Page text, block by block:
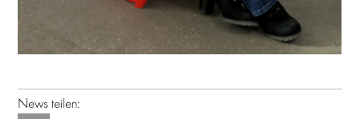
News teilen: